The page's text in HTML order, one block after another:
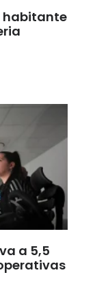
habitante
a 5,5